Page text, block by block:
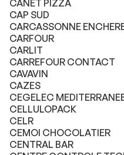
CANET PIZZA
CAP SUD
CARCASSONNE
CARFOUR
CARLIT
CARREFOUR CONTACT
CAVAVIN
CAZES
CEGELEC
CELLULOPACK
CELR
CEMOI CHOCOLATIER
CENTRAL BAR